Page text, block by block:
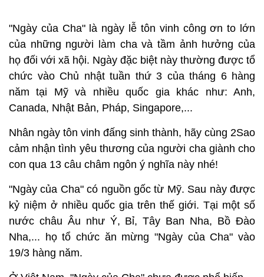
"Ngày của Cha" là ngày lễ tôn vinh công ơn to lớn
của những người làm cha và tầm ảnh hưởng của
họ đối với xã hội. Ngày đặc biệt này thường được tổ
chức vào Chủ nhật tuần thứ 3 của tháng 6 hàng
năm tại Mỹ và nhiều quốc gia khác như: Anh,
Canada, Nhật Bản, Pháp, Singapore,...
Nhân ngày tôn vinh đấng sinh thành, hãy cùng 2Sao
cảm nhận tình yêu thương của người cha giành cho
con qua 13 câu châm ngôn ý nghĩa này nhé!
"Ngày của Cha" có nguồn gốc từ Mỹ. Sau này được
kỷ niệm ở nhiều quốc gia trên thế giới. Tại một số
nước châu Âu như Ý, Bỉ, Tây Ban Nha, Bồ Đào
Nha,... họ tổ chức ăn mừng "Ngày của Cha" vào
19/3 hàng năm.